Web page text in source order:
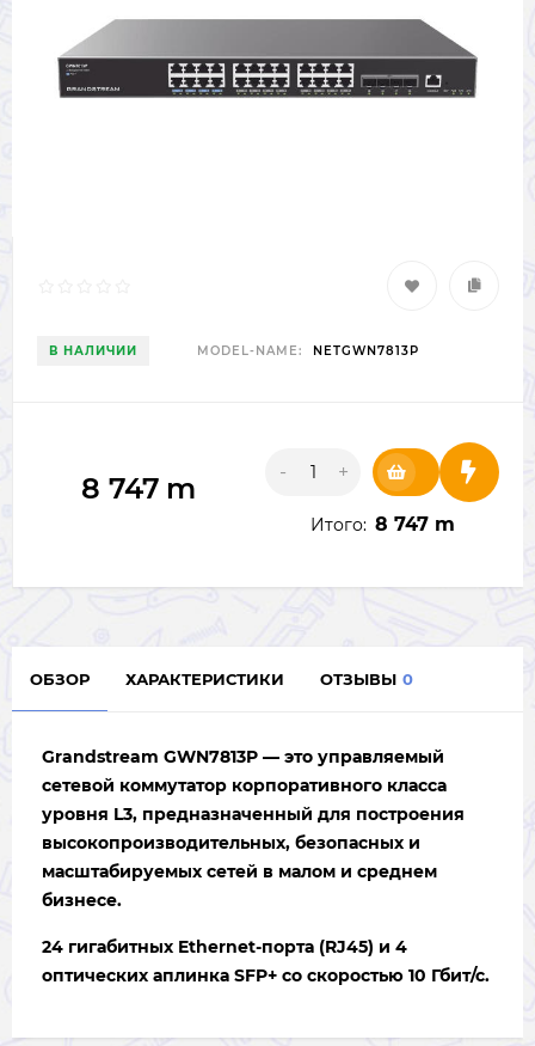
В НАЛИЧИИ MODEL-NAME: NETGWN7813P
8 747 m - +
Итого: 8 747 m
ОБЗОР ХАРАКТЕРИСТИКИ ОТЗЫВЫ 0
Grandstream GWN7813P — это управляемый
сетевой коммутатор корпоративного класса
уровня L3, предназначенный для построения
высокопроизводительных, безопасных и
масштабируемых сетей в малом и среднем
бизнесе.
24 гигабитных Ethernet-порта (RJ45) и 4
оптических аплинка SFP+ со скоростью 10 Гбит/с.